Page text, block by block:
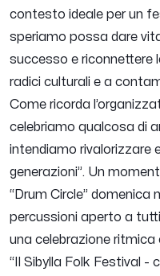
contesto ideale per un
speriamo possa dare
successo e riconnettere
radici culturali e a
Come ricorda
celebriamo qualcosa di
intendiamo rivalorizzare
generazioni”. Un
“Drum Circle” domenica
percussioni aperto a
una celebrazione ritmica
“Il Sibylla Folk Festival -